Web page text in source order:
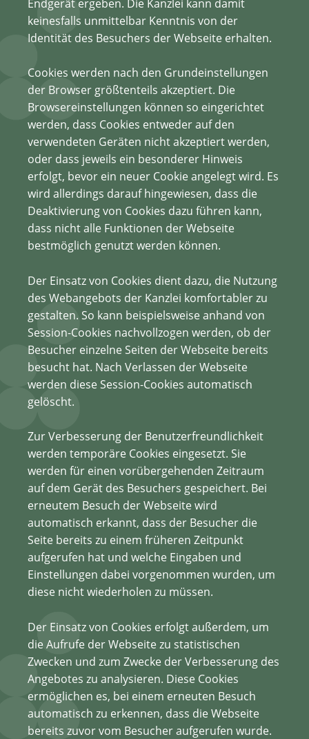
Endgerät ergeben. Die Kanzlei kann damit
keinesfalls unmittelbar Kenntnis von der
Identität des Besuchers der Webseite erhalten.
Cookies werden nach den Grundeinstellungen
der Browser größtenteils akzeptiert. Die
Browsereinstellungen können so eingerichtet
werden, dass Cookies entweder auf den
verwendeten Geräten nicht akzeptiert werden,
oder dass jeweils ein besonderer Hinweis
erfolgt, bevor ein neuer Cookie angelegt wird. Es
wird allerdings darauf hingewiesen, dass die
Deaktivierung von Cookies dazu führen kann,
dass nicht alle Funktionen der Webseite
bestmöglich genutzt werden können.
Der Einsatz von Cookies dient dazu, die Nutzung
des Webangebots der Kanzlei komfortabler zu
gestalten. So kann beispielsweise anhand von
Session-Cookies nachvollzogen werden, ob der
Besucher einzelne Seiten der Webseite bereits
besucht hat. Nach Verlassen der Webseite
werden diese Session-Cookies automatisch
gelöscht.
Zur Verbesserung der Benutzerfreundlichkeit
werden temporäre Cookies eingesetzt. Sie
werden für einen vorübergehenden Zeitraum
auf dem Gerät des Besuchers gespeichert. Bei
erneutem Besuch der Webseite wird
automatisch erkannt, dass der Besucher die
Seite bereits zu einem früheren Zeitpunkt
aufgerufen hat und welche Eingaben und
Einstellungen dabei vorgenommen wurden, um
diese nicht wiederholen zu müssen.
Der Einsatz von Cookies erfolgt außerdem, um
die Aufrufe der Webseite zu statistischen
Zwecken und zum Zwecke der Verbesserung des
Angebotes zu analysieren. Diese Cookies
ermöglichen es, bei einem erneuten Besuch
automatisch zu erkennen, dass die Webseite
bereits zuvor vom Besucher aufgerufen wurde.